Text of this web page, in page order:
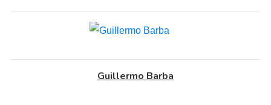
Guillermo Barba